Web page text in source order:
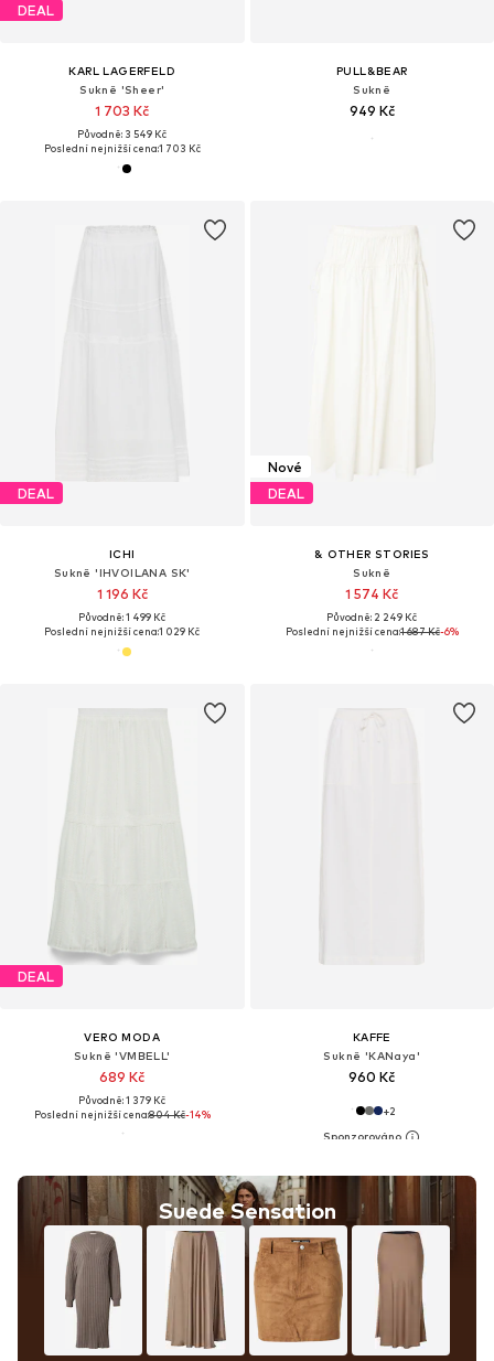
DEAL
KARL LAGERFELD
Sukně 'Sheer'
1 703 Kč
Původně: 3 549 Kč
Poslední nejnižší cena:1 703 Kč
PULL&BEAR
Sukně
949 Kč
DEAL
ICHI
Sukně 'IHVOILANA SK'
1 196 Kč
Původně: 1 499 Kč
Poslední nejnižší cena:1 029 Kč
Nové
DEAL
& OTHER STORIES
Sukně
1 574 Kč
Původně: 2 249 Kč
Poslední nejnižší cena:1 687 Kč-6%
DEAL
VERO MODA
Sukně 'VMBELL'
689 Kč
Původně: 1 379 Kč
Poslední nejnižší cena:804 Kč-14%
Suede Sensation
KAFFE
Sukně 'KANaya'
960 Kč
+2